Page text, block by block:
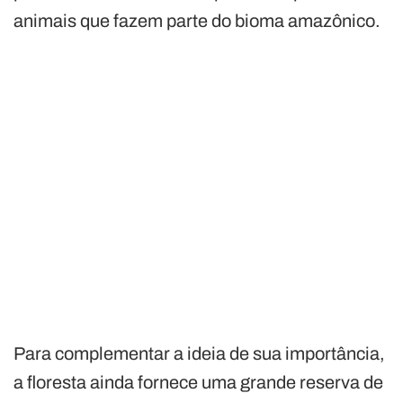
animais que fazem parte do bioma amazônico.
Para complementar a ideia de sua importância,
a floresta ainda fornece uma grande reserva de